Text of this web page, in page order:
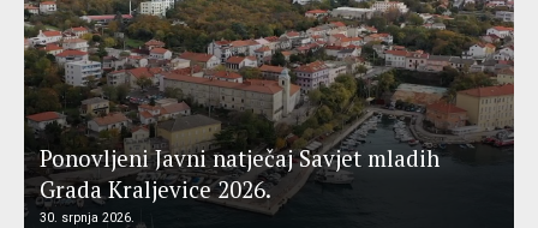
Ponovljeni Javni natječaj Savjet mladih
Grada Kraljevice 2026.
30. srpnja 2026.